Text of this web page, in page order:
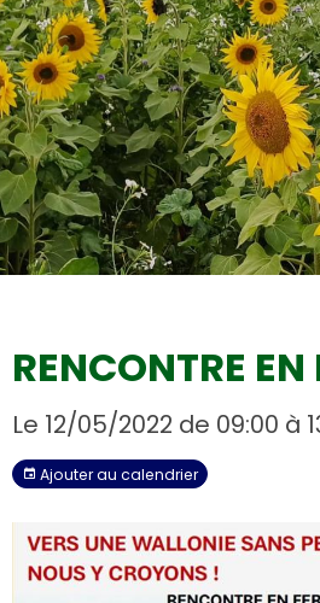
RENCONTRE EN
Le 12/05/2022 de 09:00 à
Ajouter au calendrier